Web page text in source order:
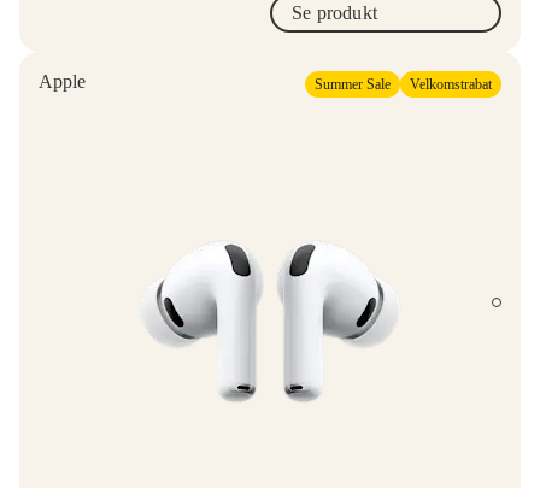
Se produkt
Apple Summer Sale Velkomstrabat